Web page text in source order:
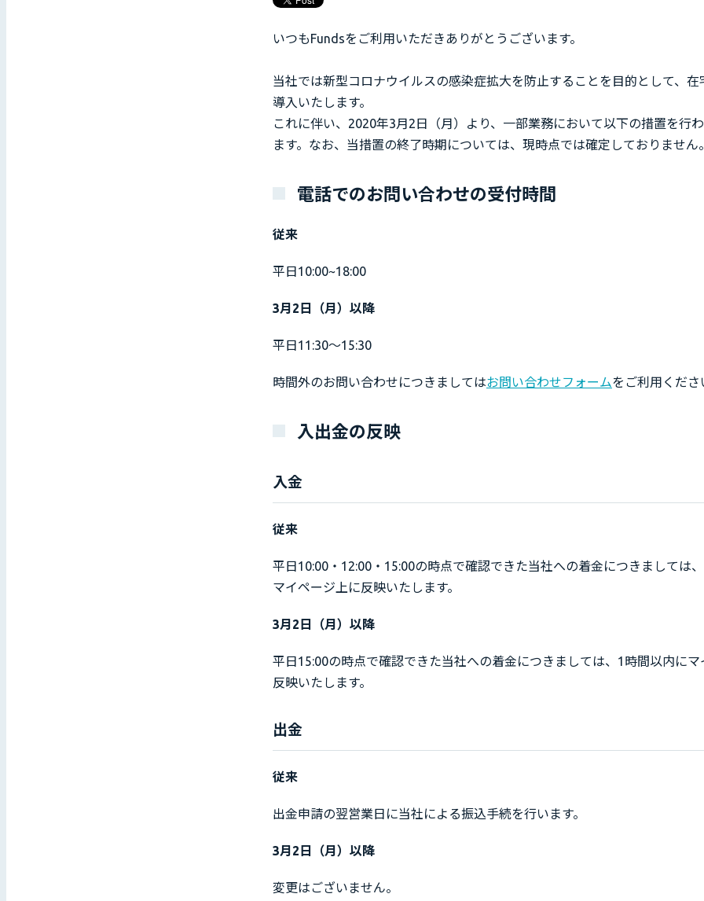
いつもFundsをご利用いただきありがとうございます。
当社では新型コロナウイルスの感染症拡大を防止することを目的として、在
導入いたします。
これに伴い、2020年3月2日（月）より、一部業務において以下の措置を行
ます。なお、当措置の終了時期については、現時点では確定しておりません
電話でのお問い合わせの受付時間
従来
平日10:00~18:00
3月2日（月）以降
平日11:30〜15:30
時間外のお問い合わせにつきましてはお問い合わせフォームをご利用くださ
入出金の反映
入金
従来
平日10:00・12:00・15:00の時点で確認できた当社への着金につきましては
マイページ上に反映いたします。
3月2日（月）以降
平日15:00の時点で確認できた当社への着金につきましては、1時間以内に
反映いたします。
出金
従来
出金申請の翌営業日に当社による振込手続を行います。
3月2日（月）以降
変更はございません。